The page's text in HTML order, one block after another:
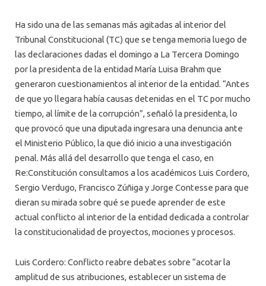
Ha sido una de las semanas más agitadas al interior del
Tribunal Constitucional (TC) que se tenga memoria luego de
las declaraciones dadas el domingo a La Tercera Domingo
por la presidenta de la entidad María Luisa Brahm que
generaron cuestionamientos al interior de la entidad. “Antes
de que yo llegara había causas detenidas en el TC por mucho
tiempo, al límite de la corrupción”, señaló la presidenta, lo
que provocó que una diputada ingresara una denuncia ante
el Ministerio Público, la que dió inicio a una investigación
penal. Más allá del desarrollo que tenga el caso, en
Re:Constitución consultamos a los académicos Luis Cordero,
Sergio Verdugo, Francisco Zúñiga y Jorge Contesse para que
dieran su mirada sobre qué se puede aprender de este
actual conflicto al interior de la entidad dedicada a controlar
la constitucionalidad de proyectos, mociones y procesos.
Luis Cordero: Conflicto reabre debates sobre “acotar la
amplitud de sus atribuciones, establecer un sistema de